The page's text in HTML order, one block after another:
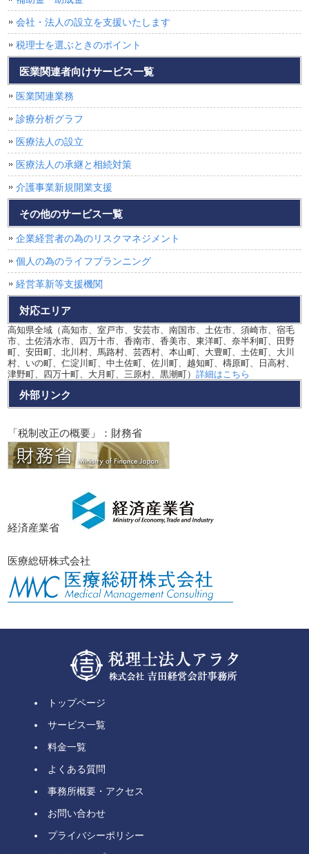
会社・法人の設立を支援いたします
税理士を選ぶときのポイント
医業関連者向けサービス一覧
医業関連業務
診療分析グラフ
医療法人の設立
医療法人の承継と相続対策
介護事業新規開業支援
その他のサービス一覧
企業経営者の為のリスクマネジメント
個人の為のライフプランニング
経営革新等支援機関
対応エリア
高知県全域（高知市、室戸市、安芸市、南国市、土佐市、須崎市、宿毛
市、土佐清水市、四万十市、香南市、香美市、東洋町、奈半利町、田野
町、安田町、北川村、馬路村、芸西村、本山町、大豊町、土佐町、大川
村、いの町、仁淀川町、中土佐町、佐川町、越知町、檮原町、日高村、
津野町、四万十町、大月町、三原村、黒潮町）詳細はこちら
外部リンク
「税制改正の概要」：財務省
経済産業省
医療総研株式会社
トップページ
サービス一覧
料金一覧
よくある質問
事務所概要・アクセス
お問い合わせ
プライバシーポリシー